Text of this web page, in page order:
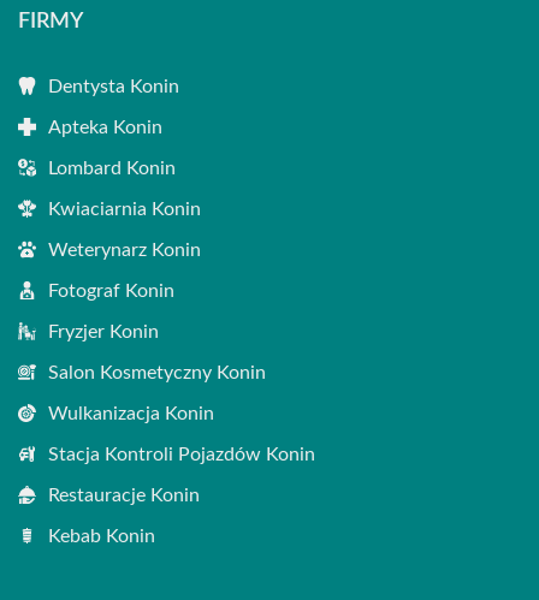
FIRMY
Dentysta Konin
Apteka Konin
Lombard Konin
Kwiaciarnia Konin
Weterynarz Konin
Fotograf Konin
Fryzjer Konin
Salon Kosmetyczny Konin
Wulkanizacja Konin
Stacja Kontroli Pojazdów Konin
Restauracje Konin
Kebab Konin